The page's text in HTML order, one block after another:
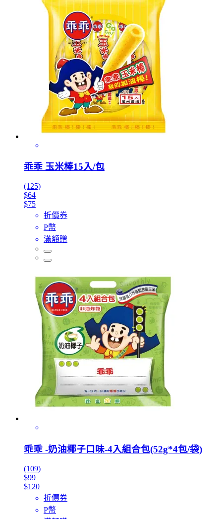
乖乖 玉米棒15入/包
(125)
$64
$75
折價券
P幣
滿額贈
乖乖 -奶油椰子口味-4入組合包(52g*4包/袋)
(109)
$99
$120
折價券
P幣